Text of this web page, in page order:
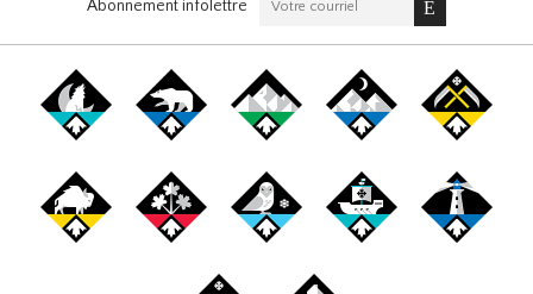
Abonnement infolettre